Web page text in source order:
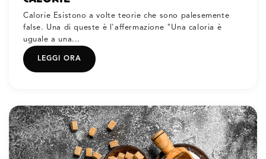
Calorie Esistono a volte teorie che sono palesemente
false. Una di queste è l'affermazione "Una caloria è
uguale a una...
LEGGI ORA